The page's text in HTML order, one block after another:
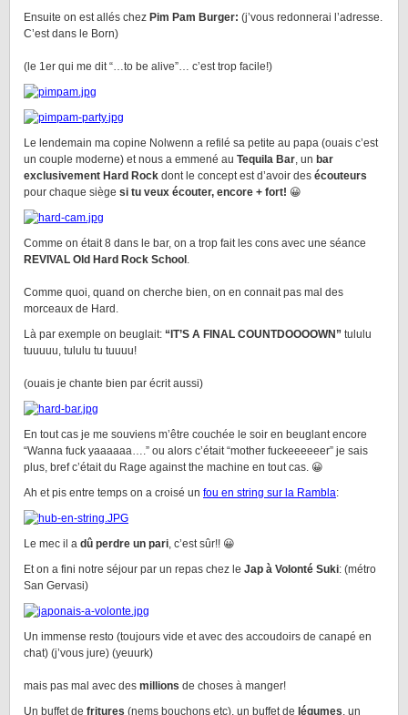
Ensuite on est allés chez Pim Pam Burger: (j’vous redonnerai l’adresse.
C’est dans le Born)
(le 1er qui me dit “…to be alive”… c’est trop facile!)
Le lendemain ma copine Nolwenn a refilé sa petite au papa (ouais c’est
un couple moderne) et nous a emmené au Tequila Bar, un bar
exclusivement Hard Rock dont le concept est d’avoir des écouteurs
pour chaque siège si tu veux écouter, encore + fort! 😀
Comme on était 8 dans le bar, on a trop fait les cons avec une séance
REVIVAL Old Hard Rock School .
Comme quoi, quand on cherche bien, on en connait pas mal des
morceaux de Hard.
Là par exemple on beuglait: “IT’S A FINAL COUNTDOOOOWN” tululu
tuuuuu, tululu tu tuuuu!
(ouais je chante bien par écrit aussi)
En tout cas je me souviens m’être couchée le soir en beuglant encore
“Wanna fuck yaaaaaa….” ou alors c’était “mother fuckeeeeeer” je sais
plus, bref c’était du Rage against the machine en tout cas. 😀
Ah et pis entre temps on a croisé un fou en string sur la Rambla:
Le mec il a dû perdre un pari, c’est sûr!! 😀
Et on a fini notre séjour par un repas chez le Jap à Volonté Suki: (métro
San Gervasi)
Un immense resto (toujours vide et avec des accoudoirs de canapé en
chat) (j’vous jure) (yeuurk)
mais pas mal avec des millions de choses à manger!
Un buffet de fritures (nems bouchons etc), un buffet de légumes, un